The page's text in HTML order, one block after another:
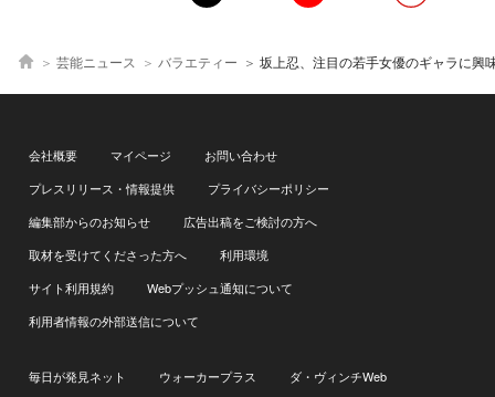
芸能ニュース バラエティー 坂上忍、注目の若手女優のギャラに興
会社概要 マイページ
お問い合わせ
プレスリリース・情報提供
プライバシーポリシー
編集部からのお知らせ
広告出稿をご検討の方へ
取材を受けてくださった方へ
利用環境
サイト利用規約
Webプッシュ通知について
利用者情報の外部送信について
毎日が発見ネット ウォーカープラス ダ・ヴィンチWeb